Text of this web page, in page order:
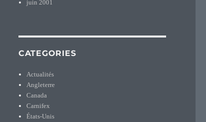
juin 2001
CATEGORIES
Actualités
Angleterre
Canada
Carnifex
États-Unis